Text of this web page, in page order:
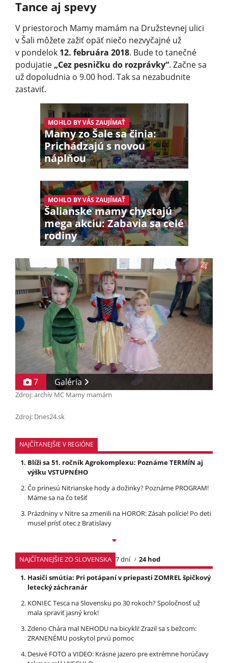
Tance aj spevy
V priestoroch Mamy mamám na Družstevnej ulici
v Šali môžete zažiť opäť niečo nezvyčajné už
v pondelok 12. februára 2018. Bude to tanečné
podujatie „Cez pesničku do rozprávky“. Začne sa
už dopoludnia o 9.00 hod. Tak sa nezabudnite
zastaviť.
MOHLO BY VÁS ZAUJÍMAŤ
Mamy zo Šale sa činia:
Prichádzajú s novou
náplňou
MOHLO BY VÁS ZAUJÍMAŤ
Šalianske mamy chystajú
mega akciu: Zabavia sa celé
rodiny
7 Galéria
Zdroj: archív MC Mamy mamám
Zdroj: Dnes24.sk
NAJČÍTANEJŠIE V REGIÓNE
Blíži sa 51. ročník Agrokomplexu: Poznáme TERMÍN aj
výšku VSTUPNÉHO
Čo prinesú Nitrianske hody a dožinky? Poznáme PROGRAM!
Máme sa na čo tešiť
Prázdniny v Nitre sa zmenili na HOROR: Zásah polície! Po deti
musel prísť otec z Bratislavy
NAJČÍTANEJŠIE ZO SLOVENSKA 7 dní
24 hod
Hasiči smútia: Pri potápaní v priepasti ZOMREL špičkový
letecký záchranár
KONIEC Tesca na Slovensku po 30 rokoch? Spoločnosť už
mala spraviť jasný krok!
Zdeno Chára mal NEHODU na bicykli! Zrazil sa s bežcom:
ZRANENÉMU poskytol prvú pomoc
Desivé FOTO a VIDEO: Krásne jazero pre extrémne horúčavy